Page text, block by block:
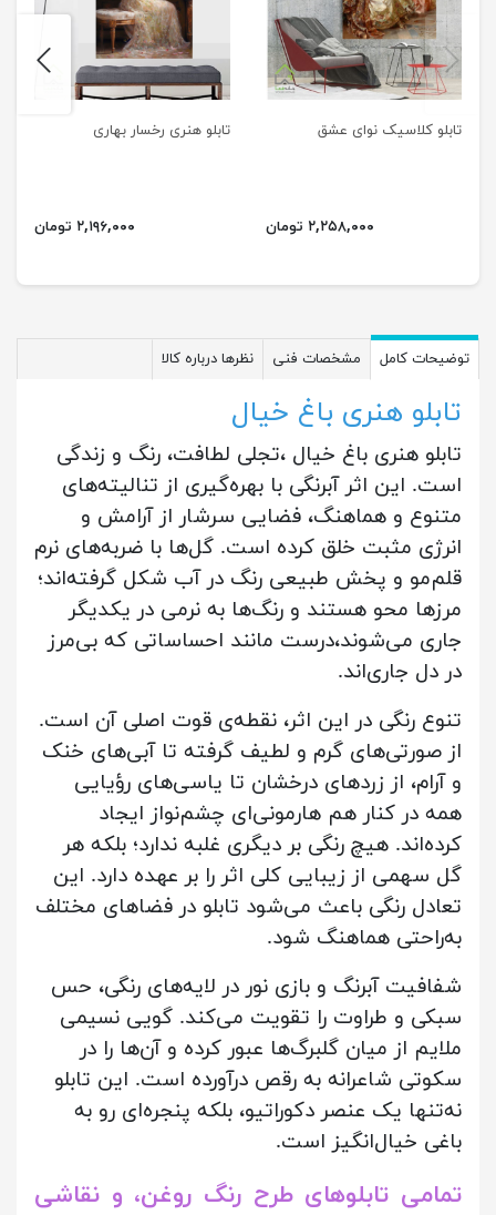
تابلو کلاسیک نوای عشق
۲,۲۵۸,۰۰۰ تومان
تابلو هنری رخسار بهاری
۲,۱۹۶,۰۰۰ تومان
previus
توضیحات کامل مشخصات فنی نظرها درباره کالا
تابلو هنری باغ خیال
تابلو هنری باغ خیال ،تجلی لطافت، رنگ و زندگی
است. این اثر آبرنگی با بهره‌گیری از تنالیته‌های
متنوع و هماهنگ، فضایی سرشار از آرامش و
انرژی مثبت خلق کرده است. گل‌ها با ضربه‌های نرم
قلم‌مو و پخش طبیعی رنگ در آب شکل گرفته‌اند؛
مرزها محو هستند و رنگ‌ها به نرمی در یکدیگر
جاری می‌شوند،درست مانند احساساتی که بی‌مرز
در دل جاری‌اند.
تنوع رنگی در این اثر، نقطه‌ی قوت اصلی آن است.
از صورتی‌های گرم و لطیف گرفته تا آبی‌های خنک
و آرام، از زردهای درخشان تا یاسی‌های رؤیایی
همه در کنار هم هارمونی‌ای چشم‌نواز ایجاد
کرده‌اند. هیچ رنگی بر دیگری غلبه ندارد؛ بلکه هر
گل سهمی از زیبایی کلی اثر را بر عهده دارد. این
تعادل رنگی باعث می‌شود تابلو در فضاهای مختلف
به‌راحتی هماهنگ شود.
شفافیت آبرنگ و بازی نور در لایه‌های رنگی، حس
سبکی و طراوت را تقویت می‌کند. گویی نسیمی
ملایم از میان گلبرگ‌ها عبور کرده و آن‌ها را در
سکوتی شاعرانه به رقص درآورده است. این تابلو
نه‌تنها یک عنصر دکوراتیو، بلکه پنجره‌ای رو به
باغی خیال‌انگیز است.
تمامی تابلوهای طرح رنگ روغن، و نقاشی